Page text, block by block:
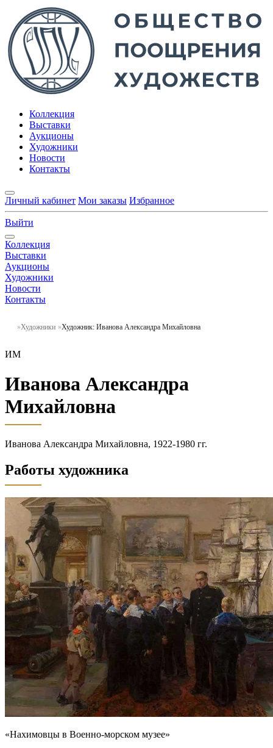
Коллекция
Выставки
Аукционы
Художники
Новости
Контакты
Личный кабинет Мои заказы Избранное
Выйти
Коллекция
Выставки
Аукционы
Художники
Новости
Контакты
Художники Художник: Иванова Александра Михайловна
ИМ
Иванова Александра
Михайловна
Иванова Александра Михайловна, 1922-1980 гг.
Работы художника
«Нахимовцы в Военно-морском музее»